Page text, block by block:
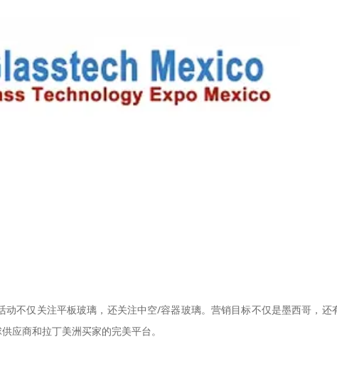
不仅关注平板玻璃，还关注中空/容器玻璃。营销目标不仅是墨西哥，还
应商和拉丁美洲买家的完美平台。